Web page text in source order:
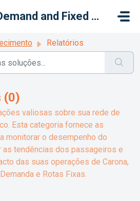
On-Demand and Fixed Route
Relatórios
(0)
valiosas sobre sua rede de
Esta categoria fornece as
monitorar o desempenho do
as tendências dos passageiros e
das suas operações de Carona,
e Rotas Fixas.